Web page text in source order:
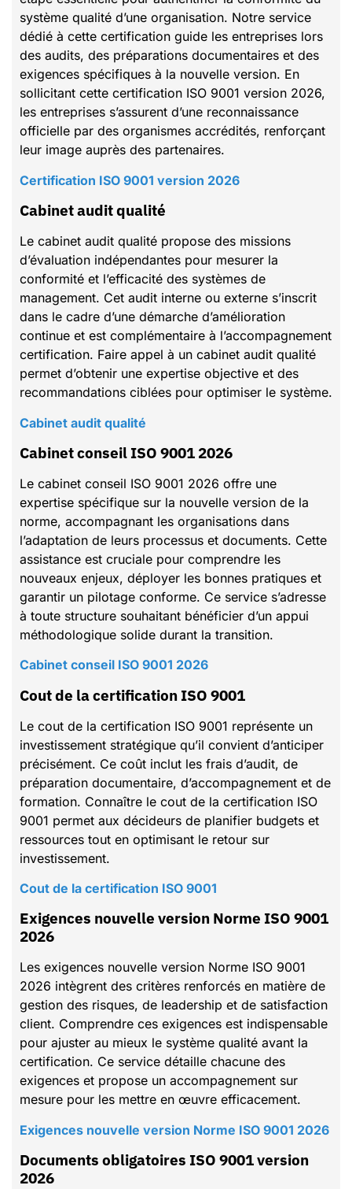
système qualité d’une organisation. Notre service
dédié à cette certification guide les entreprises lors
des audits, des préparations documentaires et des
exigences spécifiques à la nouvelle version. En
sollicitant cette certification ISO 9001 version 2026,
les entreprises s’assurent d’une reconnaissance
officielle par des organismes accrédités, renforçant
leur image auprès des partenaires.
Certification ISO 9001 version 2026
Cabinet audit qualité
Le cabinet audit qualité propose des missions
d’évaluation indépendantes pour mesurer la
conformité et l’efficacité des systèmes de
management. Cet audit interne ou externe s’inscrit
dans le cadre d’une démarche d’amélioration
continue et est complémentaire à l’accompagnement
certification. Faire appel à un cabinet audit qualité
permet d’obtenir une expertise objective et des
recommandations ciblées pour optimiser le système.
Cabinet audit qualité
Cabinet conseil ISO 9001 2026
Le cabinet conseil ISO 9001 2026 offre une
expertise spécifique sur la nouvelle version de la
norme, accompagnant les organisations dans
l’adaptation de leurs processus et documents. Cette
assistance est cruciale pour comprendre les
nouveaux enjeux, déployer les bonnes pratiques et
garantir un pilotage conforme. Ce service s’adresse
à toute structure souhaitant bénéficier d’un appui
méthodologique solide durant la transition.
Cabinet conseil ISO 9001 2026
Cout de la certification ISO 9001
Le cout de la certification ISO 9001 représente un
investissement stratégique qu’il convient d’anticiper
précisément. Ce coût inclut les frais d’audit, de
préparation documentaire, d’accompagnement et de
formation. Connaître le cout de la certification ISO
9001 permet aux décideurs de planifier budgets et
ressources tout en optimisant le retour sur
investissement.
Cout de la certification ISO 9001
Exigences nouvelle version Norme ISO 9001
2026
Les exigences nouvelle version Norme ISO 9001
2026 intègrent des critères renforcés en matière de
gestion des risques, de leadership et de satisfaction
client. Comprendre ces exigences est indispensable
pour ajuster au mieux le système qualité avant la
certification. Ce service détaille chacune des
exigences et propose un accompagnement sur
mesure pour les mettre en œuvre efficacement.
Exigences nouvelle version Norme ISO 9001 2026
Documents obligatoires ISO 9001 version
2026